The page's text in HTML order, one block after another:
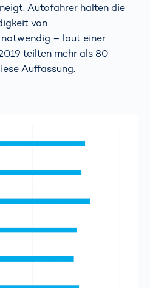
Autofahrer halten die
von
– laut einer
teilten mehr als 80
Auffassung.